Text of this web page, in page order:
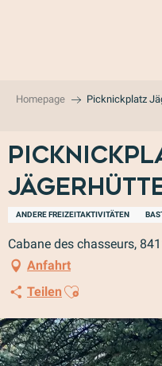
Homepage Picknickplatz
ANDERE FREIZEITAKTIVITÄTEN
Cabane des chasseurs,
Anfahrt
Teilen Ajouter aux favoris